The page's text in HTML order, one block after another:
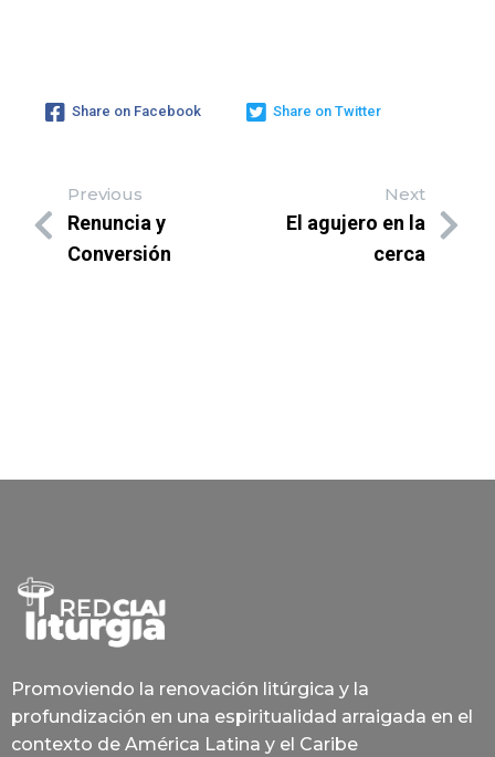
Share on Facebook Share on Twitter
Previous
Renuncia y
Conversión
Next
El agujero en la
cerca
Promoviendo la renovación litúrgica y la
profundización en una espiritualidad arraigada en el
contexto de América Latina y el Caribe